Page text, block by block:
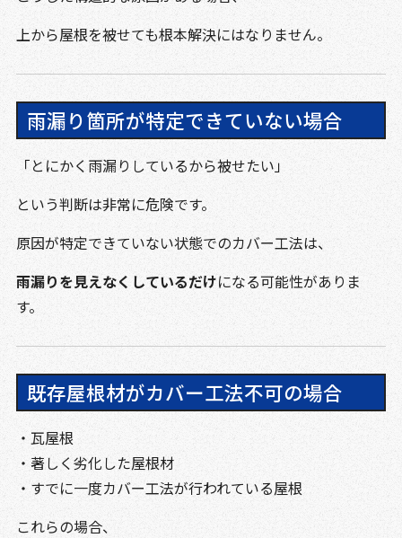
上から屋根を被せても根本解決にはなりません。
雨漏り箇所が特定できていない場合
「とにかく雨漏りしているから被せたい」
という判断は非常に危険です。
原因が特定できていない状態でのカバー工法は、
雨漏りを見えなくしているだけになる可能性がありま
す。
既存屋根材がカバー工法不可の場合
・瓦屋根
・著しく劣化した屋根材
・すでに一度カバー工法が行われている屋根
これらの場合、